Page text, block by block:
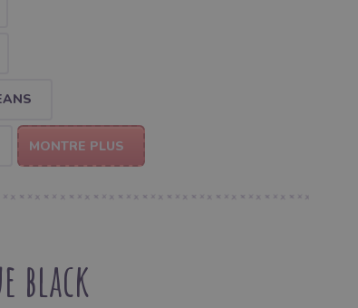
MONTRE PLUS
black